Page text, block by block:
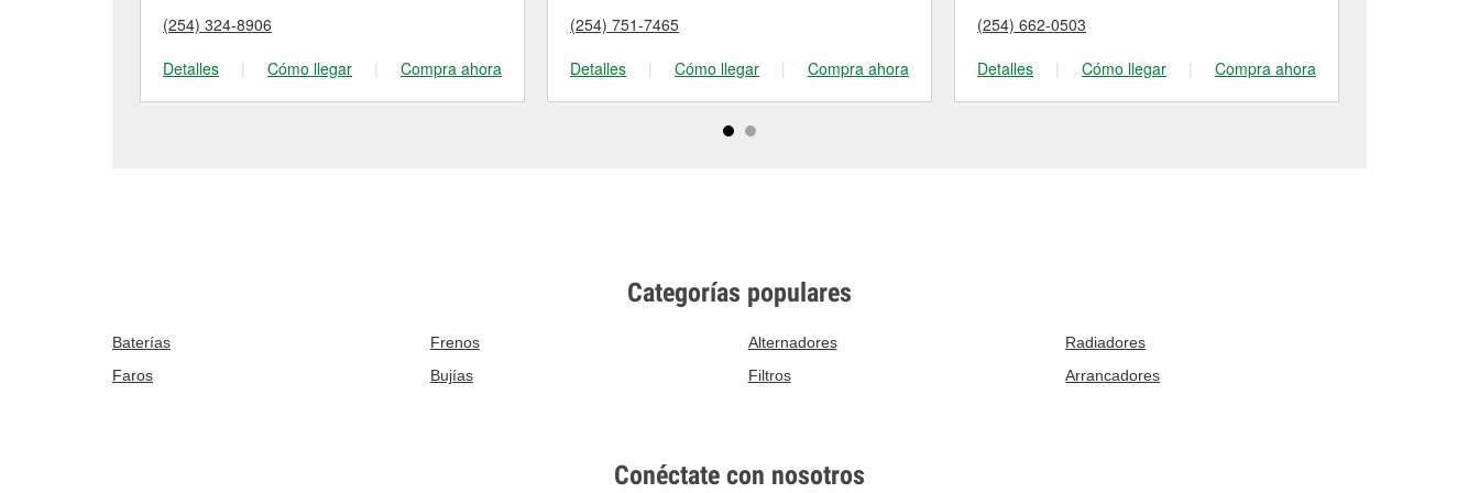
(254) 324-8906
Detalles
| Cómo llegar | Compra ahora
(254) 751-7465
Detalles
| Cómo llegar | Compra ahora
(254) 662-0503
Detalles
| Cómo llegar | Compra ahora
Categorías populares
Baterías Frenos Alternadores
Radiadores
Faros
Bujías Filtros Arrancadores
Conéctate con nosotros